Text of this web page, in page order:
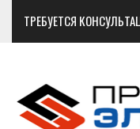
ТРЕБУЕТСЯ